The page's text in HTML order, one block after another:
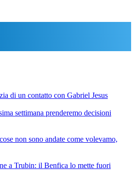
di un contatto con Gabriel Jesus
settimana prenderemo decisioni
non sono andate come volevamo,
a Trubin: il Benfica lo mette fuori